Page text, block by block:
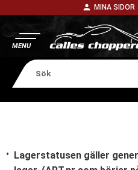
person MINA SIDOR │
Lagerstatusen gäller